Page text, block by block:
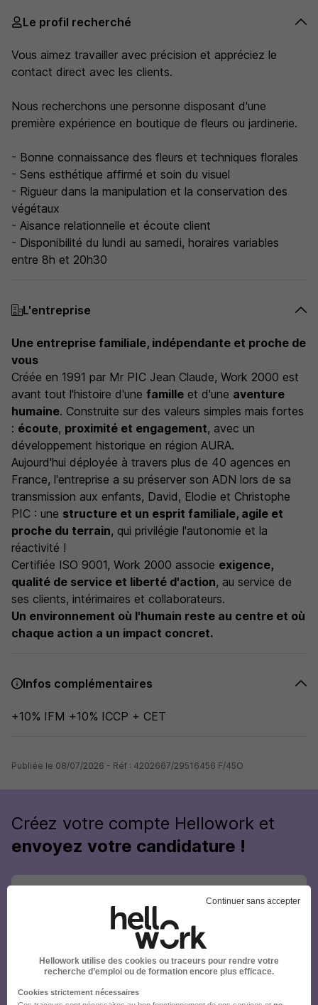
Le profil recherché
Vous aimez travailler avec précision et appréciez le
contact direct avec les clients.
Nous recherchons une personne disposant d'une
première expérience en boutique de fleurs ou jardinerie.
- Bonne connaissance des fleurs et techniques florales
- Sens esthétique affirmé et soin du visuel
- Rigueur dans la manipulation et la conservation des
végétaux
- Aisance relationnelle et écoute client
- Disponibilité du lundi au samedi, horaires variables
entre 8h et 20h30
L'entreprise
Une entreprise familiale, indépendante et proche de
vous
Créée en 1991 par Mr PIC Jean Claude, Work 2000 est
avant tout l'histoire d'une famille et d'une aventure
humaine. Construite sur des valeurs simples mais fortes
: écoute, proximité et engagement, avec un
développement historique en région AURA.
Aujourd'hui déployée à travers plus de 40 agences en
France, l'entreprise a su préserver son ADN lors de sa
transmission aux enfants, David, Elodie et Christophe
PIC : une structure et un esprit familiale, agile et
proche du terrain, qui privilégie l'autonomie et la
réactivité !
Certifiée ISO 9001, Work 2000 associe exigence,
qualité de service et liberté d'action, au service de
ses clients, intérimaires et collaborateurs.
Un environnement où l'humain reste au centre et où
chaque action a un impact concret.
Infos complémentaires
+10% IFM +10% ICCP + CET
Publiée le 08/07/2026 - Réf : 4202667/29516456 F/45O
Créez votre compte Hellowork et
envoyez votre candidature !
Continuer sans accepter
Hellowork utilise des cookies ou traceurs pour rendre votre
recherche d’emploi ou de formation encore plus efficace.
Cookies strictement nécessaires